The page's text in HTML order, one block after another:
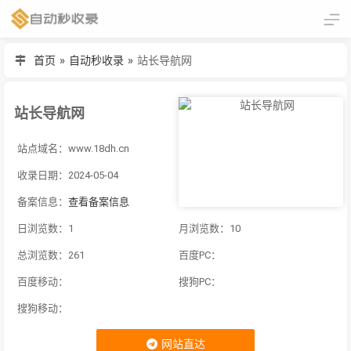
首页 » 自动秒收录 » 站长导航网
站长导航网
站点域名：www.18dh.cn
收录日期：2024-05-04
备案信息： 查看备案信息
日浏览数：1 月浏览数：10
总浏览数：261 百度PC：
百度移动： 搜狗PC：
搜狗移动：
网站直达